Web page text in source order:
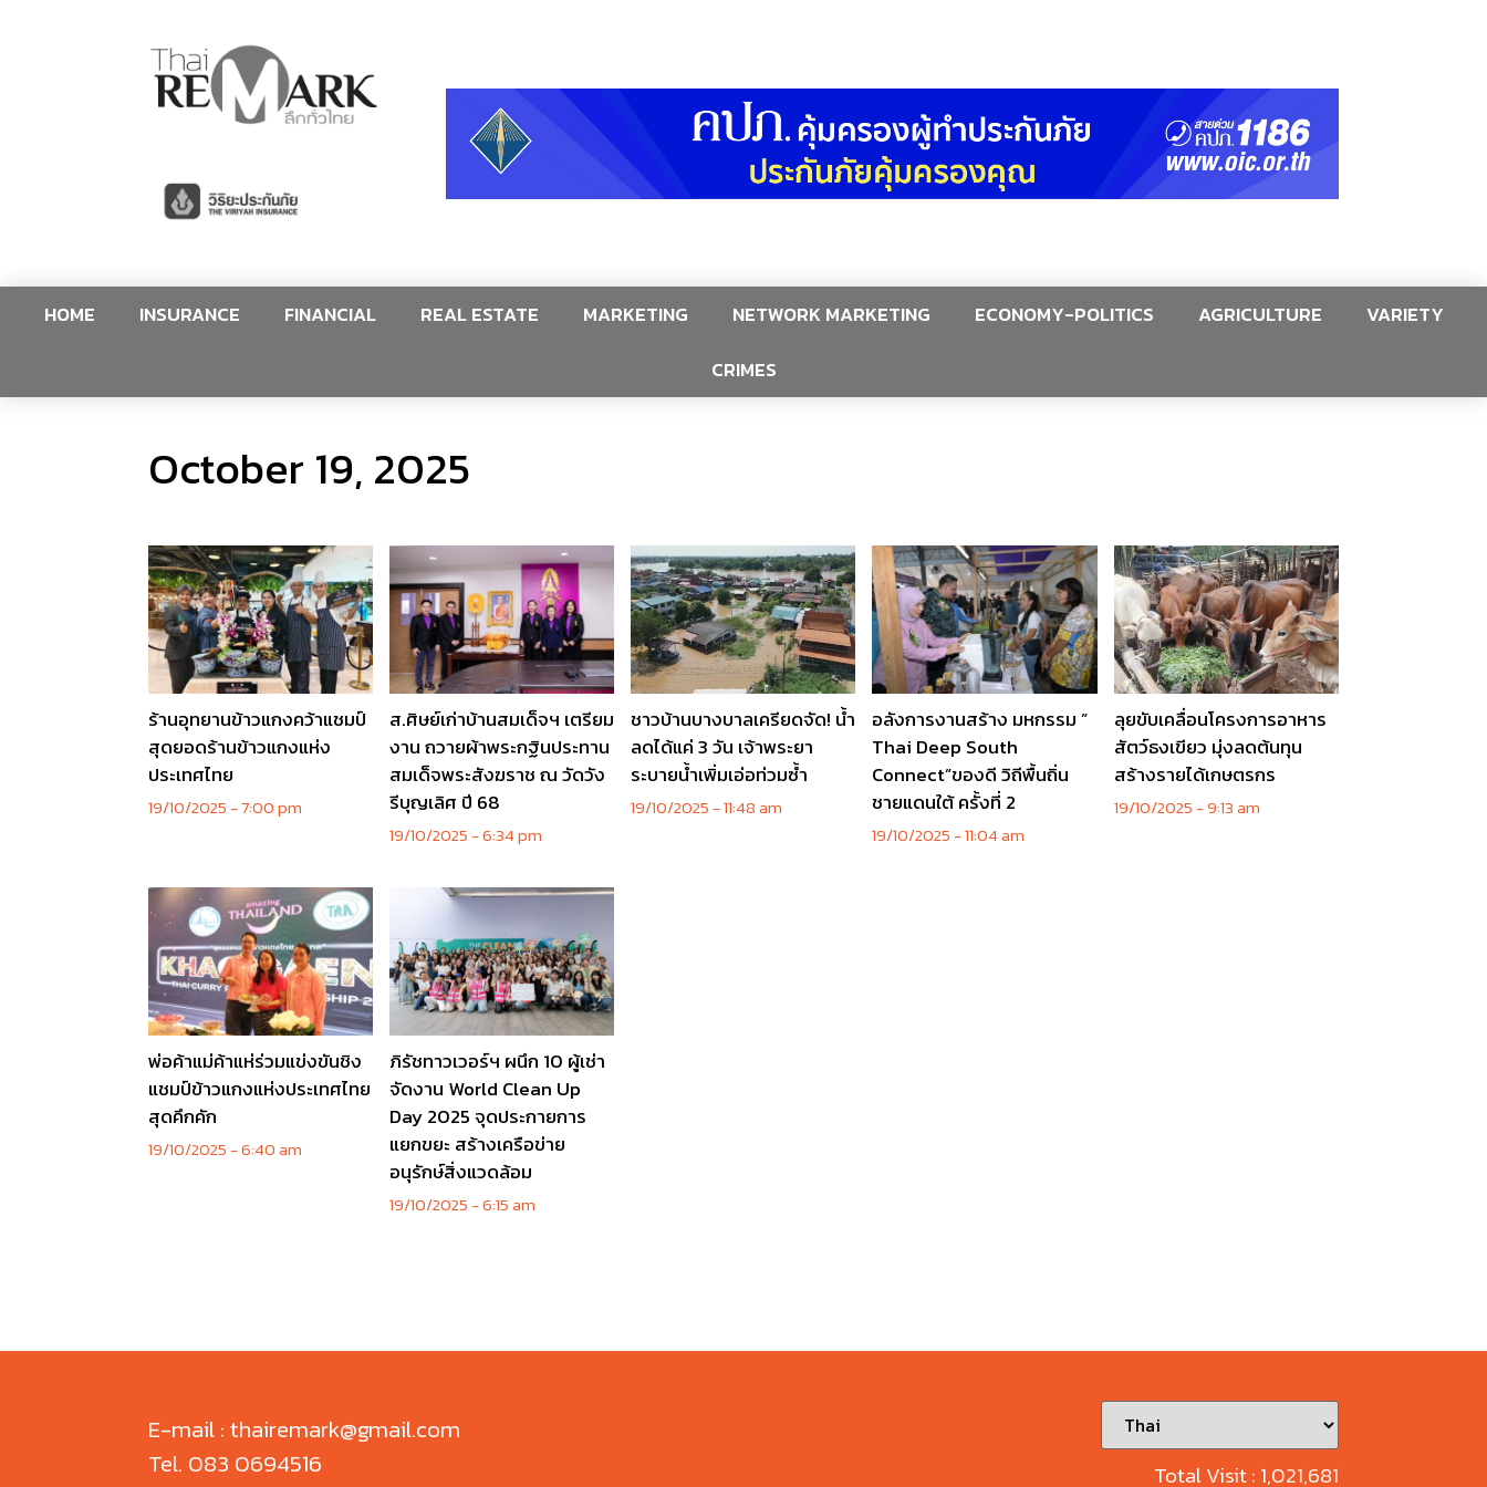
HOME INSURANCE FINANCIAL REAL ESTATE MARKETING NETWORK MARKETING ECONOMY-POLITICS AGRICULTURE
VARIETY
CRIMES
October 19, 2025
ร้านอุทยานข้าวแกงคว้าแชมป์
สุดยอดร้านข้าวแกงแห่ง
ประเทศไทย
19/10/2025 7:00 pm
ส.ศิษย์เก่าบ้านสมเด็จฯ เตรียม
งาน ถวายผ้าพระกฐินประทาน
สมเด็จพระสังฆราช ณ วัดวัง
รีบุญเลิศ ปี 68
19/10/2025 6:34 pm
ชาวบ้านบางบาลเครียดจัด! น้ำ
ลดได้แค่ 3 วัน เจ้าพระยา
ระบายน้ำเพิ่มเอ่อท่วมซ้ำ
19/10/2025 11:48 am
อลังการงานสร้าง มหกรรม ”
Thai Deep South
Connect”ของดี วิถีพื้นถิ่น
ชายแดนใต้ ครั้งที่ 2
19/10/2025 11:04 am
ลุยขับเคลื่อนโครงการอาหาร
สัตว์ธงเขียว มุ่งลดต้นทุน
สร้างรายได้เกษตรกร
19/10/2025 9:13 am
พ่อค้าแม่ค้าแห่ร่วมแข่งขันชิง
แชมป์ข้าวแกงแห่งประเทศไทย
สุดคึกคัก
19/10/2025 6:40 am
ภิรัชทาวเวอร์ฯ ผนึก 10 ผู้เช่า
จัดงาน World Clean Up
Day 2025 จุดประกายการ
แยกขยะ สร้างเครือข่าย
อนุรักษ์สิ่งแวดล้อม
19/10/2025 6:15 am
E-mail : thairemark@gmail.com
Tel. 083 0694516
Total Visit : 1,021,681